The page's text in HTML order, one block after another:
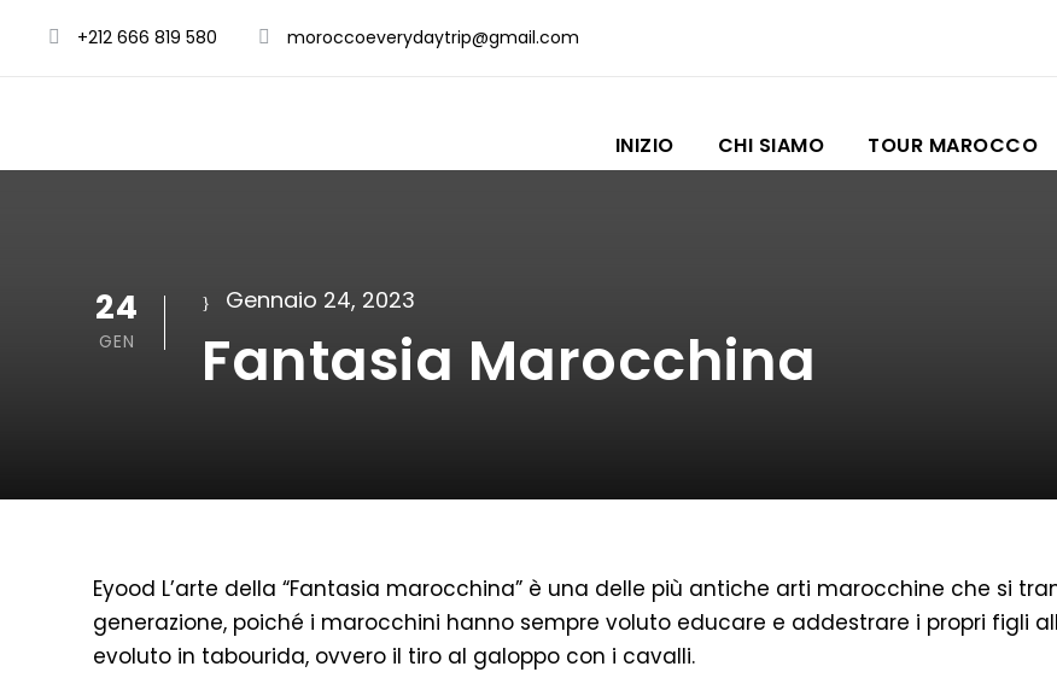
+212 666 819 580 moroccoeverydaytrip@gmail.com
INIZIO CHI SIAMO TOUR MAROCCO
24
GEN
Gennaio 24, 2023
Fantasia Marocchina
Eyood L’arte della “Fantasia marocchina” è una delle più antiche arti marocchine che si
generazione, poiché i marocchini hanno sempre voluto educare e addestrare i propri figli
evoluto in tabourida, ovvero il tiro al galoppo con i cavalli.